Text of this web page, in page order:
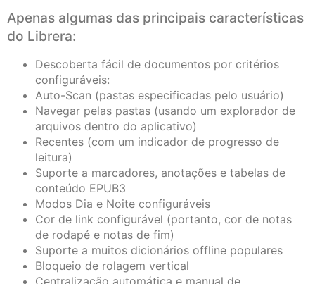
Apenas algumas das principais características
do Librera:
Descoberta fácil de documentos por critérios
configuráveis:
Auto-Scan (pastas especificadas pelo usuário)
Navegar pelas pastas (usando um explorador de
arquivos dentro do aplicativo)
Recentes (com um indicador de progresso de
leitura)
Suporte a marcadores, anotações e tabelas de
conteúdo EPUB3
Modos Dia e Noite configuráveis
Cor de link configurável (portanto, cor de notas
de rodapé e notas de fim)
Suporte a muitos dicionários offline populares
Bloqueio de rolagem vertical
Centralização automática e manual de